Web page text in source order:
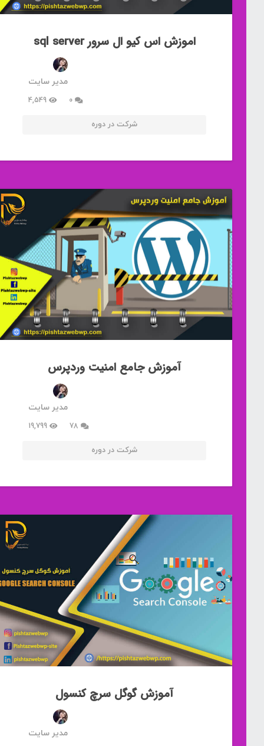
اموزش اس کیو ال سرور sql server
مدیر سایت
0
4,549
شرکت در دوره
آموزش جامع امنیت وردپرس
مدیر سایت
78دیدگاه 19,799
شرکت در دوره
آموزش گوگل سرچ کنسول
مدیر سایت